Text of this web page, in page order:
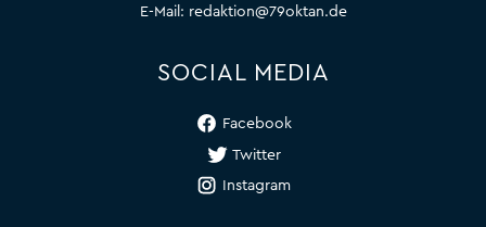
E-Mail: redaktion@79oktan.de
SOCIAL MEDIA
Facebook
Twitter
Instagram